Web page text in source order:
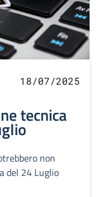
18/07/2025
tecnica
non
del 24 Luglio